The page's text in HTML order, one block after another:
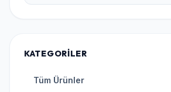
KATEGORILER
Tüm Ürünler